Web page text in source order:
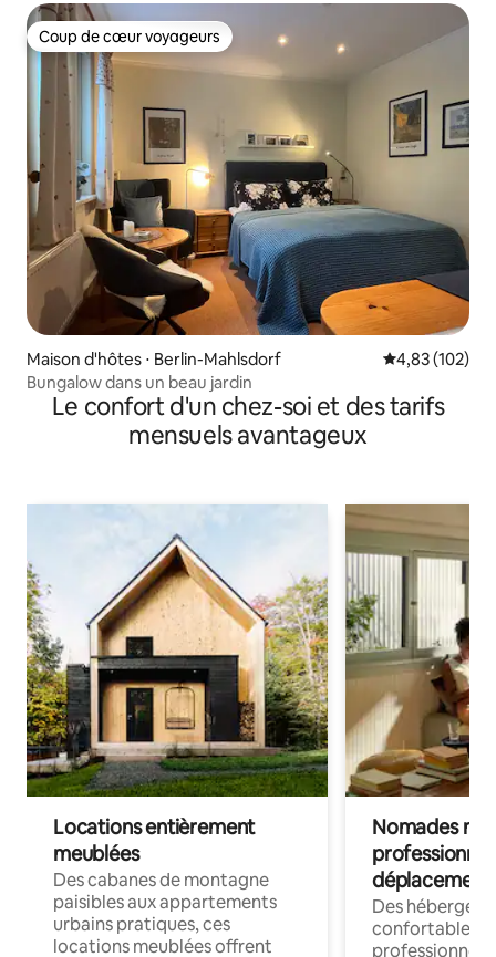
Coup de cœur voyageurs
Coup de cœur voyageurs
Maison d'hôtes ⋅ Berlin-Mahlsdorf Évaluation
4,83 (102)
Bungalow dans un beau jardin
Le confort d'un chez-soi et des tarifs
mensuels avantageux
Locations entièrement
meublées
Des cabanes de montagne
paisibles aux appartements
urbains pratiques, ces
locations meublées offrent
Nomades
déplacement
Des
confortables
professionnels